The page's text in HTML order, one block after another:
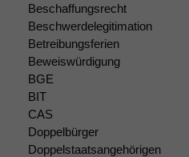
Beschaffungsrecht
Beschwerdelegitimation
Betreibungsferien
Beweiswürdigung
BGE
BIT
CAS
Doppelbürger
Doppelstaatsangehörigen